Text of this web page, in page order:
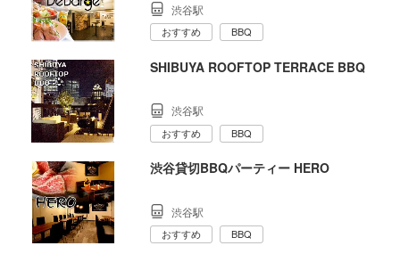
渋谷駅
おすすめ BBQ
SHIBUYA ROOFTOP TERRACE BBQ
渋谷駅
おすすめ BBQ
渋谷貸切BBQパーティー HERO
渋谷駅
おすすめ BBQ